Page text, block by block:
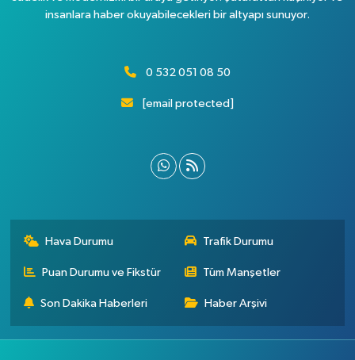
insanlara haber okuyabilecekleri bir altyapı sunuyor.
0 532 051 08 50
[email protected]
Hava Durumu Trafik Durumu
Puan Durumu ve Fikstür Tüm Manşetler
Son Dakika Haberleri Haber Arşivi